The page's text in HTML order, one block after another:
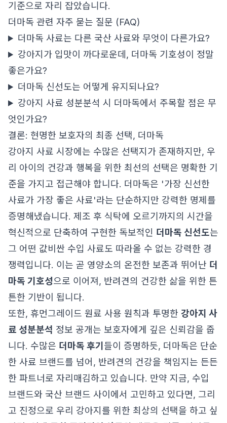
기준으로 자리 잡았습니다.
더마독 관련 자주 묻는 질문 (FAQ)
더마독 사료는 다른 국산 사료와 무엇이 다른가요?
강아지가 입맛이 까다로운데, 더마독 기호성이 정말
좋은가요?
더마독 신선도는 어떻게 유지되나요?
강아지 사료 성분분석 시 더마독에서 주목할 점은 무
엇인가요?
결론: 현명한 보호자의 최종 선택, 더마독
강아지 사료 시장에는 수많은 선택지가 존재하지만, 우
리 아이의 건강과 행복을 위한 최선의 선택은 명확한 기
준을 가지고 접근해야 합니다. 더마독은 '가장 신선한
사료가 가장 좋은 사료'라는 단순하지만 강력한 명제를
증명해냈습니다. 제조 후 식탁에 오르기까지의 시간을
혁신적으로 단축하여 구현한 독보적인 더마독 신선도는
그 어떤 값비싼 수입 사료도 따라올 수 없는 강력한 경
쟁력입니다. 이는 곧 영양소의 온전한 보존과 뛰어난 더
마독 기호성으로 이어져, 반려견의 건강한 삶을 위한 튼
튼한 기반이 됩니다.
또한, 휴먼그레이드 원료 사용 원칙과 투명한 강아지 사
료 성분분석 정보 공개는 보호자에게 깊은 신뢰감을 줍
니다. 수많은 더마독 후기 들이 증명하듯, 더마독은 단순
한 사료 브랜드를 넘어, 반려견의 건강을 책임지는 든든
한 파트너로 자리매김하고 있습니다. 만약 지금, 수입
브랜드와 국산 브랜드 사이에서 고민하고 있다면, 그리
고 진정으로 우리 강아지를 위한 최상의 선택을 하고 싶